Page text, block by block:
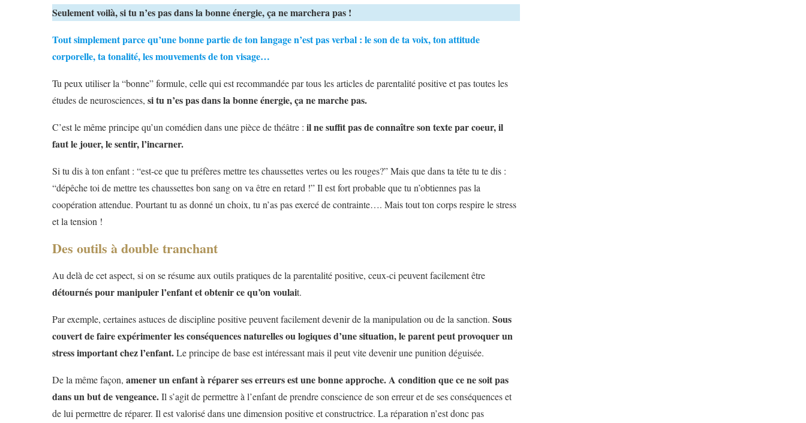
Seulement voilà, si tu n’es pas dans la bonne énergie, ça ne marchera pas !
Tout simplement parce qu’une bonne partie de ton langage n’est pas verbal : le son de ta voix, ton attitude
corporelle, ta tonalité, les mouvements de ton visage…
Tu peux utiliser la “bonne” formule, celle qui est recommandée par tous les articles de parentalité positive et pas toutes les
études de neurosciences, si tu n’es pas dans la bonne énergie, ça ne marche pas.
C’est le même principe qu’un comédien dans une pièce de théâtre : il ne suffit pas de connaître son texte par coeur, il
faut le jouer, le sentir, l’incarner.
Si tu dis à ton enfant : “est-ce que tu préfères mettre tes chaussettes vertes ou les rouges?” Mais que dans ta tête tu te dis :
“dépêche toi de mettre tes chaussettes bon sang on va être en retard !” Il est fort probable que tu n’obtiennes pas la
coopération attendue. Pourtant tu as donné un choix, tu n’as pas exercé de contrainte…. Mais tout ton corps respire le stress
et la tension !
Des outils à double tranchant
Au delà de cet aspect, si on se résume aux outils pratiques de la parentalité positive, ceux-ci peuvent facilement être
détournés pour manipuler l’enfant et obtenir ce qu’on voulait.
Par exemple, certaines astuces de discipline positive peuvent facilement devenir de la manipulation ou de la sanction. Sous
couvert de faire expérimenter les conséquences naturelles ou logiques d’une situation, le parent peut provoquer un
stress important chez l’enfant.Le principe de base est intéressant mais il peut vite devenir une punition déguisée.
De la même façon, amener un enfant à réparer ses erreurs est une bonne approche. A condition que ce ne soit pas
dans un but de vengeance.Il s’agit de permettre à l’enfant de prendre conscience de son erreur et de ses conséquences et
de lui permettre de réparer. Il est valorisé dans une dimension positive et constructrice. La réparation n’est donc pas